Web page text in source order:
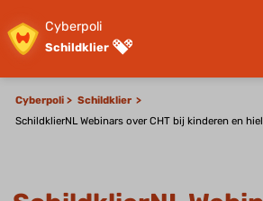
Cyberpoli
Schildklier
Cyberpoli
Schildklier
SchildklierNL Webinars over CHT bij kinderen en